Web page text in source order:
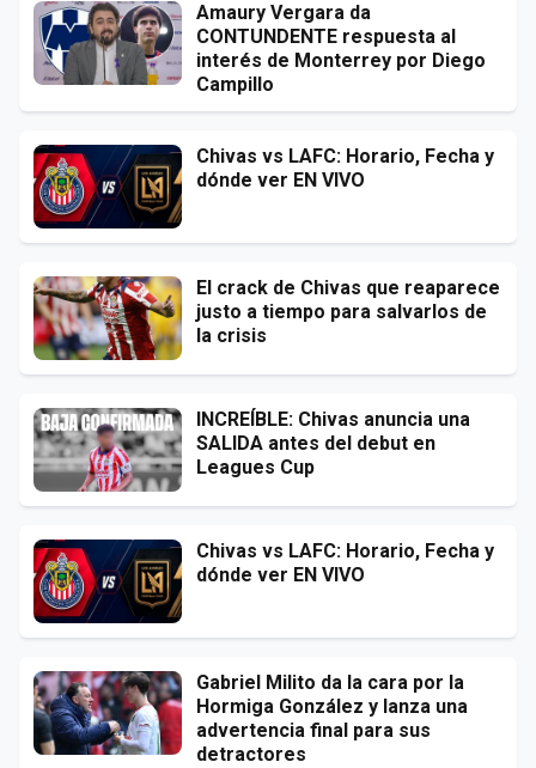
Amaury Vergara da
CONTUNDENTE respuesta al
interés de Monterrey por Diego
Campillo
Chivas vs LAFC: Horario, Fecha y
dónde ver EN VIVO
El crack de Chivas que reaparece
justo a tiempo para salvarlos de
la crisis
INCREÍBLE: Chivas anuncia una
SALIDA antes del debut en
Leagues Cup
Chivas vs LAFC: Horario, Fecha y
dónde ver EN VIVO
Gabriel Milito da la cara por la
Hormiga González y lanza una
advertencia final para sus
detractores